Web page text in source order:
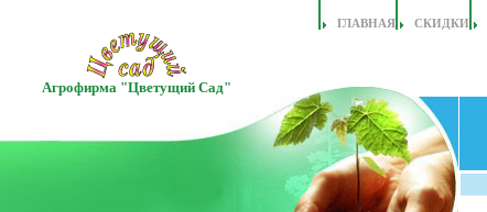
Агрофирма "Цветущий Сад"
ГЛАВНАЯ СКИДКИ